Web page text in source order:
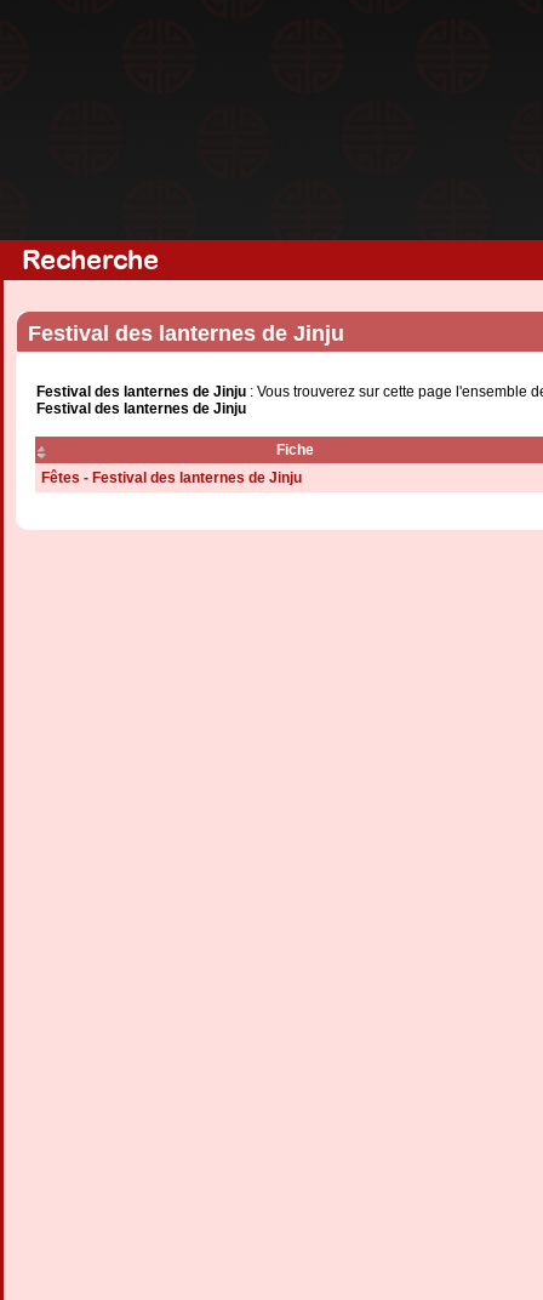
Recherche
Festival des lanternes de Jinju
Festival des lanternes de Jinju : Vous trouverez sur cette page l'ensemble
Festival des lanternes de Jinju
Fiche
Fêtes - Festival des lanternes de Jinju